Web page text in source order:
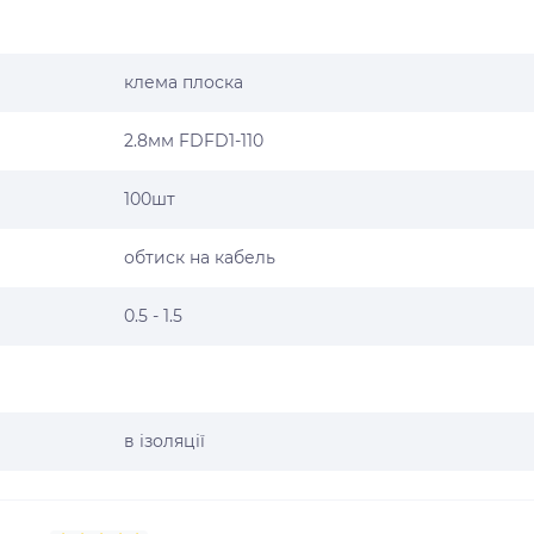
клема плоска
2.8мм FDFD1-110
100шт
обтиск на кабель
0.5 - 1.5
в ізоляції